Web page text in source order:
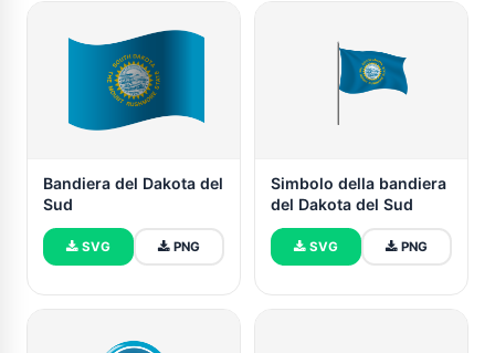
Bandiera del Dakota del
Sud
SVG PNG
Simbolo della bandiera
del Dakota del Sud
SVG PNG